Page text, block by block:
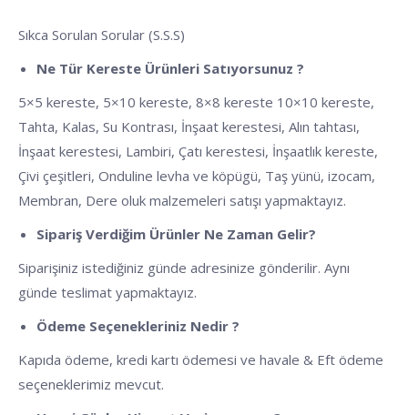
Sıkca Sorulan Sorular (S.S.S)
Ne Tür Kereste Ürünleri Satıyorsunuz ?
5×5 kereste, 5×10 kereste, 8×8 kereste 10×10 kereste,
Tahta, Kalas, Su Kontrası, İnşaat kerestesi, Alın tahtası,
İnşaat kerestesi, Lambiri, Çatı kerestesi, İnşaatlık kereste,
Çivi çeşitleri, Onduline levha ve köpügü, Taş yünü, izocam,
Membran, Dere oluk malzemeleri satışı yapmaktayız.
Sipariş Verdiğim Ürünler Ne Zaman Gelir?
Siparişiniz istediğiniz günde adresinize gönderilir. Aynı
günde teslimat yapmaktayız.
Ödeme Seçenekleriniz Nedir ?
Kapıda ödeme, kredi kartı ödemesi ve havale & Eft ödeme
seçeneklerimiz mevcut.